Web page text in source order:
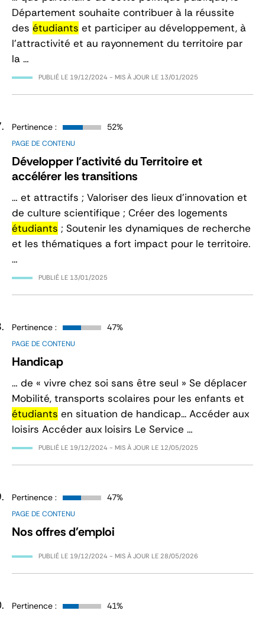
Département souhaite contribuer à la réussite
des étudiants et participer au développement, à
l’attractivité et au rayonnement du territoire par
la …
PUBLIÉ LE 19/12/2024 - MIS À JOUR LE 13/01/2025
PAGE DE CONTENU
Développer l'activité du Territoire et
accélérer les transitions
Pertinence : 52%
… et attractifs ; Valoriser des lieux d’innovation et
de culture scientifique ; Créer des logements
étudiants ; Soutenir les dynamiques de recherche
et les thématiques a fort impact pour le territoire.
…
PUBLIÉ LE 13/01/2025
PAGE DE CONTENU
Handicap
Pertinence : 47%
… de « vivre chez soi sans être seul » Se déplacer
Mobilité, transports scolaires pour les enfants et
étudiants en situation de handicap... Accéder aux
loisirs Accéder aux loisirs Le Service …
PUBLIÉ LE 19/12/2024 - MIS À JOUR LE 12/05/2025
PAGE DE CONTENU
Nos offres d'emploi
Pertinence : 47%
PUBLIÉ LE 19/12/2024 - MIS À JOUR LE 28/05/2026
Pertinence : 41%